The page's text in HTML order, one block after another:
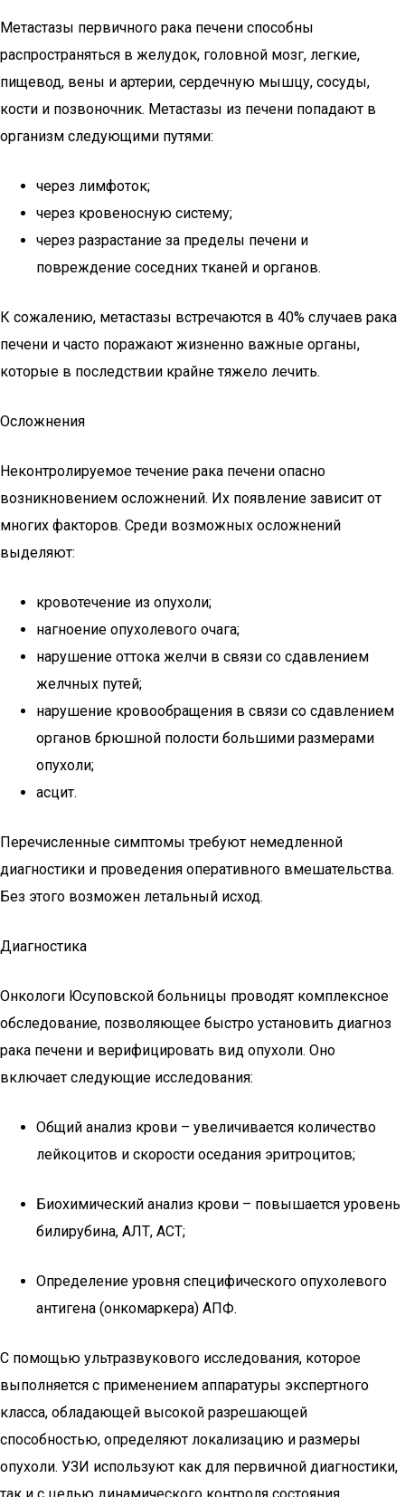
Метастазы первичного рака печени способны
распространяться в желудок, головной мозг, легкие,
пищевод, вены и артерии, сердечную мышцу, сосуды,
кости и позвоночник. Метастазы из печени попадают в
организм следующими путями:
через лимфоток;
через кровеносную систему;
через разрастание за пределы печени и
повреждение соседних тканей и органов.
К сожалению, метастазы встречаются в 40% случаев рака
печени и часто поражают жизненно важные органы,
которые в последствии крайне тяжело лечить.
Осложнения
Неконтролируемое течение рака печени опасно
возникновением осложнений. Их появление зависит от
многих факторов. Среди возможных осложнений
выделяют:
кровотечение из опухоли;
нагноение опухолевого очага;
нарушение оттока желчи в связи со сдавлением
желчных путей;
нарушение кровообращения в связи со сдавлением
органов брюшной полости большими размерами
опухоли;
асцит.
Перечисленные симптомы требуют немедленной
диагностики и проведения оперативного вмешательства.
Без этого возможен летальный исход.
Диагностика
Онкологи Юсуповской больницы проводят комплексное
обследование, позволяющее быстро установить диагноз
рака печени и верифицировать вид опухоли. Оно
включает следующие исследования:
Общий анализ крови – увеличивается количество
лейкоцитов и скорости оседания эритроцитов;
Биохимический анализ крови – повышается уровень
билирубина, АЛТ, АСТ;
Определение уровня специфического опухолевого
антигена (онкомаркера) АПФ.
С помощью ультразвукового исследования, которое
выполняется с применением аппаратуры экспертного
класса, обладающей высокой разрешающей
способностью, определяют локализацию и размеры
опухоли. УЗИ используют как для первичной диагностики,